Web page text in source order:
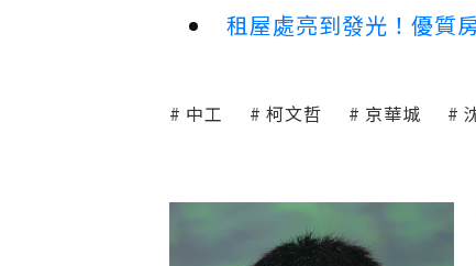
租屋處亮到發光！優質
中工 柯文哲 京華城